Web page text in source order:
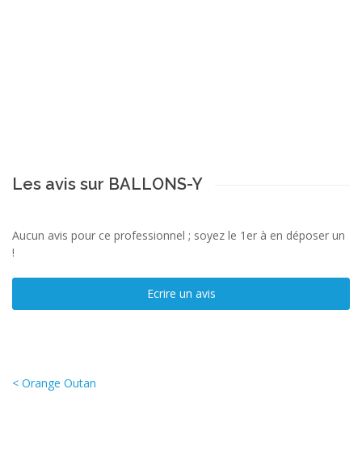
Les avis sur BALLONS-Y
Aucun avis pour ce professionnel ; soyez le 1er à en déposer un
!
Ecrire un avis
< Orange Outan